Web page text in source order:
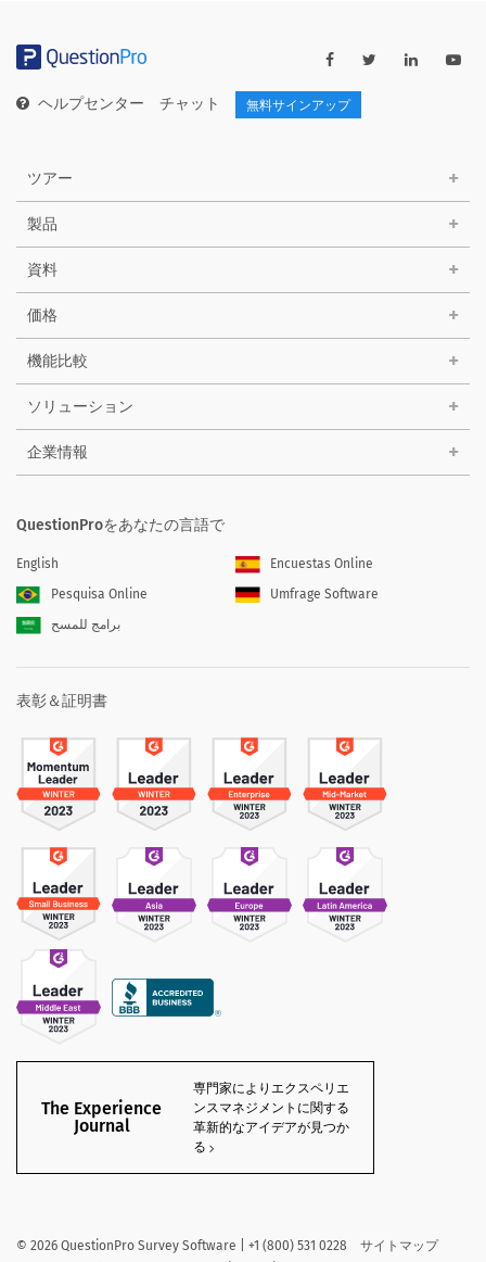
ー
ヘルプセンター チャット 無料サインアップ
ツアー
製品
資料
価格
機能比較
ソリューション
企業情報
QuestionProをあなたの言語で
English
Encuestas Online
Pesquisa Online
Umfrage Software
برامج للمسح
表彰＆証明書
The Experience
Journal
専門家によりエクスペリエ
ンスマネジメントに関する
革新的なアイデアが見つか
る
© 2026 QuestionPro Survey Software | +1 (800) 531 0228
サイトマップ